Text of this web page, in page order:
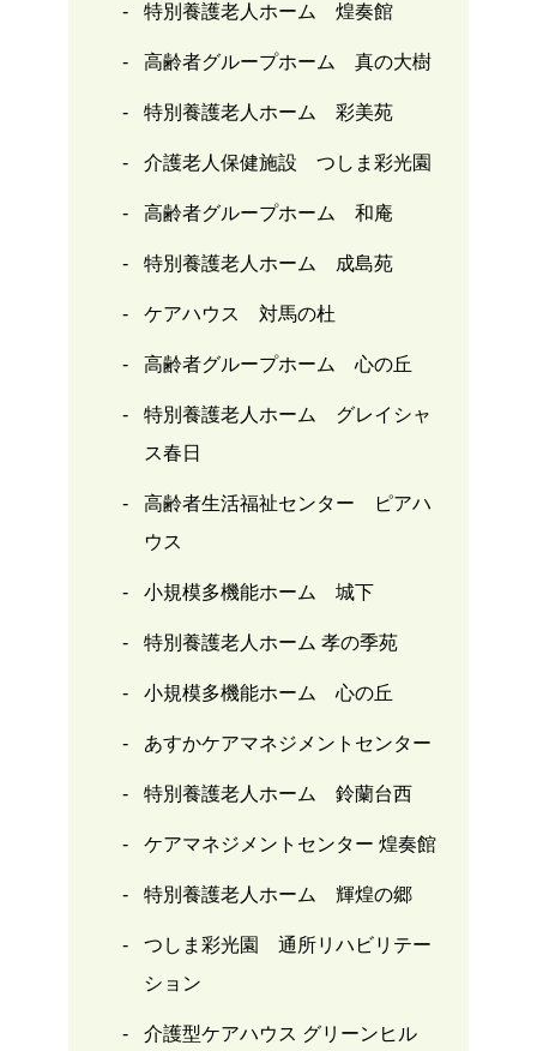
特別養護老人ホーム 煌奏館
高齢者グループホーム 真の大樹
特別養護老人ホーム 彩美苑
介護老人保健施設 つしま彩光園
高齢者グループホーム 和庵
特別養護老人ホーム 成島苑
ケアハウス 対馬の杜
高齢者グループホーム 心の丘
特別養護老人ホーム グレイシャ
ス春日
高齢者生活福祉センター ピアハ
ウス
小規模多機能ホーム 城下
特別養護老人ホーム 孝の季苑
小規模多機能ホーム 心の丘
あすかケアマネジメントセンター
特別養護老人ホーム 鈴蘭台西
ケアマネジメントセンター 煌奏館
特別養護老人ホーム 輝煌の郷
つしま彩光園 通所リハビリテー
ション
介護型ケアハウス グリーンヒル